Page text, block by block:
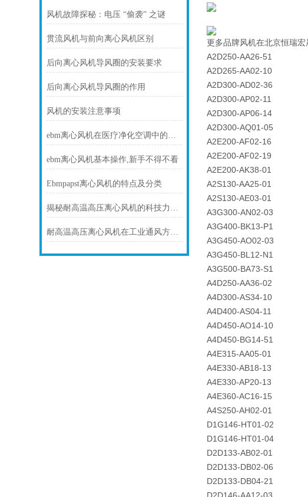
风机故障探秘：电压 “偷袭” 之谜
贯流风机与前向离心风机区别
后向离心风机导风圈的安装要求
后向离心风机导风圈的作用
风机的安装注意事项
ebm离心风机在医疗净化空调中的静音与洁净优势
ebm离心风机基本操作,新手不得不看
Ebmpapst离心风机的特点及分类
揭秘耐高温高压离心风机的科技力量！
耐高温高压离心风机在工业通风方面发挥着重要作用
更多品牌风机在北京恒瑞
A2D250-AA26-51
A2D265-AA02-10
A2D300-AD02-36
A2D300-AP02-11
A2D300-AP06-14
A2D300-AQ01-05
A2E200-AF02-16
A2E200-AF02-19
A2E200-AK38-01
A2S130-AA25-01
A2S130-AE03-01
A3G300-AN02-03
A3G400-BK13-P1
A3G450-AO02-03
A3G450-BL12-N1
A3G500-BA73-S1
A4D250-AA36-02
A4D300-AS34-10
A4D400-AS04-11
A4D450-AO14-10
A4D450-BG14-51
A4E315-AA05-01
A4E330-AB18-13
A4E330-AP20-13
A4E360-AC16-15
A4S250-AH02-01
D1G146-HT01-02
D1G146-HT01-04
D2D133-AB02-01
D2D133-DB02-06
D2D133-DB04-21